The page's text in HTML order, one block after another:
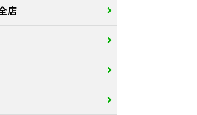
店